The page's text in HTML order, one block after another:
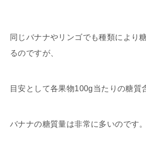
同じバナナやリンゴでも種類により
るのですが、
目安として各果物100g当たりの糖質
バナナの糖質量は非常に多いのです。